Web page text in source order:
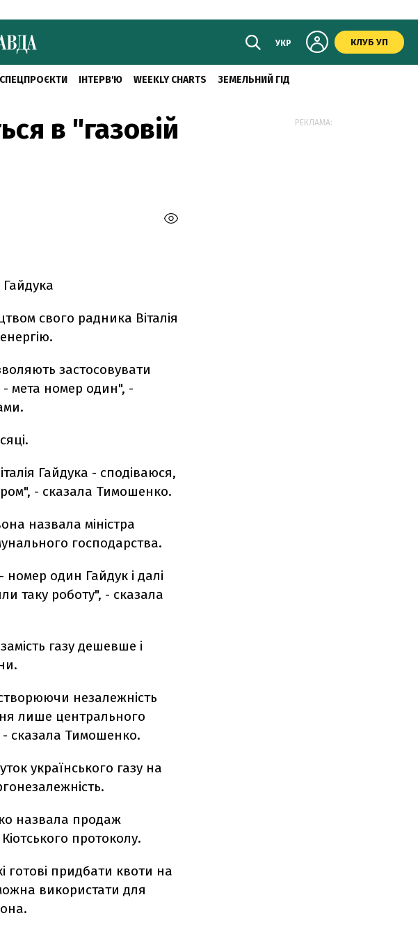
УКР КЛУБ УП
СПЕЦПРОЄКТИ ІНТЕРВ'Ю WEEKLY CHARTS ЗЕМЕЛЬНИЙ ГІД
в "газовій
свого радника Віталія
застосовувати
- мета номер один", -
Гайдука - сподіваюся,
- сказала Тимошенко.
назвала міністра
господарства.
один Гайдук і далі
таку роботу", - сказала
газу дешевше і
незалежність
лише центрального
- сказала Тимошенко.
українського газу на
назвала продаж
протоколу.
готові придбати квоти на
використати для
РЕКЛАМА: